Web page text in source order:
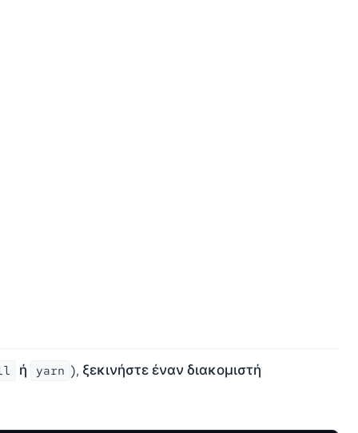
ή yarn ), ξεκινήστε έναν διακομιστή